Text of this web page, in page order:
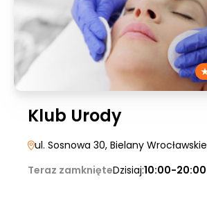
Klub Urody
ul. Sosnowa 30, Bielany Wrocławskie
Teraz zamknięteDzisiaj:10:00-20:00